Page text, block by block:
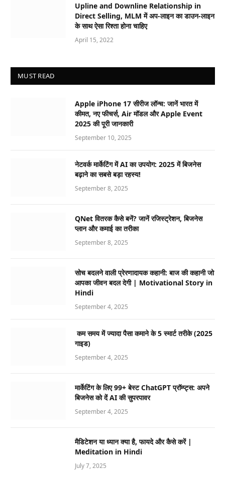
Upline and Downline Relationship in
Direct Selling, MLM में अप-लाइन का डाउन-लाइन
के साथ ऐसा रिश्ता होना चाहिए
April 15, 2022
MUST READ
Apple iPhone 17 सीरीज लॉन्च: जानें भारत में
कीमत, नए फीचर्स, Air मॉडल और Apple Event
2025 की पूरी जानकारी
September 10, 2025
नेटवर्क मार्केटिंग में AI का उपयोग: 2025 में बिजनेस
बढ़ाने का सबसे बड़ा रहस्य!
September 8, 2025
QNet वितरक कैसे बनें? जानें रजिस्ट्रेशन, बिजनेस
प्लान और कमाई का तरीका
September 8, 2025
सोच बदलने वाली प्रेरणादायक कहानी: बाज की कहानी जो
आपका जीवन बदल देगी | Motivational Story in
Hindi
September 4, 2025
कम समय में ज्यादा पैसा कमाने के 5 स्मार्ट तरीके (2025
गाइड)
September 4, 2025
मार्केटिंग के लिए 99+ बेस्ट ChatGPT प्रॉम्प्ट्स: अपने
बिजनेस को दें AI की सुपरपावर
September 4, 2025
मैडिटेशन या ध्यान क्या है, फायदे और कैसे करें |
Meditation in Hindi
July 7, 2025